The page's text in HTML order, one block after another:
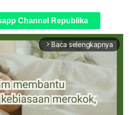
Channel Republika
arrow_forward_ios Baca selengkapnya